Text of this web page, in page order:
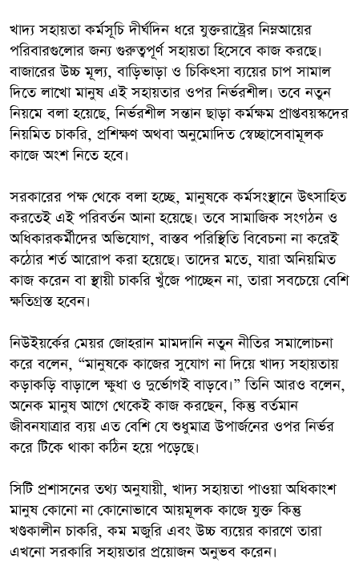
খাদ্য সহায়তা কর্মসূচি দীর্ঘদিন ধরে যুক্তরাষ্ট্রের নিম্নআয়ের
পরিবারগুলোর জন্য গুরুত্বপূর্ণ সহায়তা হিসেবে কাজ করছে।
বাজারের উচ্চ মূল্য, বাড়িভাড়া ও চিকিৎসা ব্যয়ের চাপ সামাল
দিতে লাখো মানুষ এই সহায়তার ওপর নির্ভরশীল। তবে নতুন
নিয়মে বলা হয়েছে, নির্ভরশীল সন্তান ছাড়া কর্মক্ষম প্রাপ্তবয়স্কদের
নিয়মিত চাকরি, প্রশিক্ষণ অথবা অনুমোদিত স্বেচ্ছাসেবামূলক
কাজে অংশ নিতে হবে।
সরকারের পক্ষ থেকে বলা হচ্ছে, মানুষকে কর্মসংস্থানে উৎসাহিত
করতেই এই পরিবর্তন আনা হয়েছে। তবে সামাজিক সংগঠন ও
অধিকারকর্মীদের অভিযোগ, বাস্তব পরিস্থিতি বিবেচনা না করেই
কঠোর শর্ত আরোপ করা হয়েছে। তাদের মতে, যারা অনিয়মিত
কাজ করেন বা স্থায়ী চাকরি খুঁজে পাচ্ছেন না, তারা সবচেয়ে বেশি
ক্ষতিগ্রস্ত হবেন।
নিউইয়র্কের মেয়র জোহরান মামদানি নতুন নীতির সমালোচনা
করে বলেন, “মানুষকে কাজের সুযোগ না দিয়ে খাদ্য সহায়তায়
কড়াকড়ি বাড়ালে ক্ষুধা ও দুর্ভোগই বাড়বে।” তিনি আরও বলেন,
অনেক মানুষ আগে থেকেই কাজ করছেন, কিন্তু বর্তমান
জীবনযাত্রার ব্যয় এত বেশি যে শুধুমাত্র উপার্জনের ওপর নির্ভর
করে টিকে থাকা কঠিন হয়ে পড়েছে।
সিটি প্রশাসনের তথ্য অনুযায়ী, খাদ্য সহায়তা পাওয়া অধিকাংশ
মানুষ কোনো না কোনোভাবে আয়মূলক কাজে যুক্ত কিন্তু
খণ্ডকালীন চাকরি, কম মজুরি এবং উচ্চ ব্যয়ের কারণে তারা
এখনো সরকারি সহায়তার প্রয়োজন অনুভব করেন।